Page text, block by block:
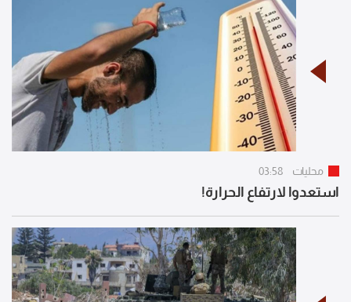
محليات 03:58
استعدوا لارتفاع الحرارة!